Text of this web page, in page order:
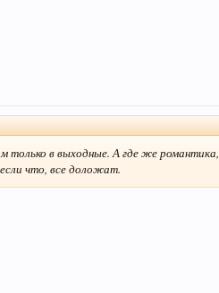
только в выходные. А где же романтика,
что, все доложат.